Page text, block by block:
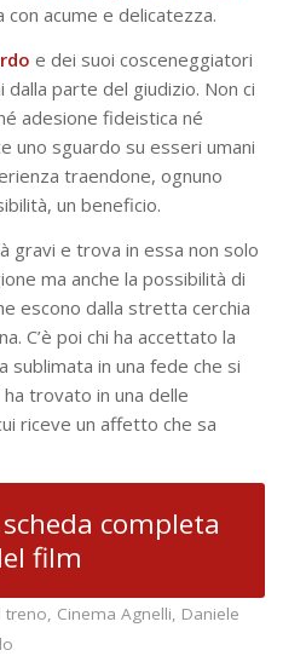
acume e delicatezza.
e dei suoi cosceneggiatori
dalla parte del giudizio. Non ci
adesione fideistica né
uno sguardo su esseri umani
traendone, ognuno
un beneficio.
gravi e trova in essa non solo
ma anche la possibilità di
escono dalla stretta cerchia
C’è poi chi ha accettato la
sublimata in una fede che si
trovato in una delle
riceve un affetto che sa
completa
film
treno, Cinema Agnelli, Daniele